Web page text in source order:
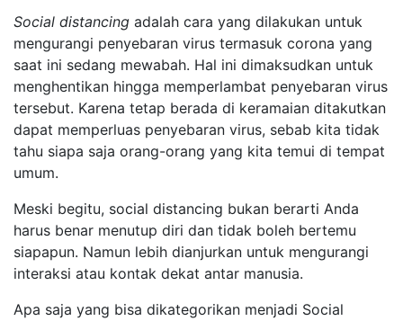
Social distancing adalah cara yang dilakukan untuk
mengurangi penyebaran virus termasuk corona yang
saat ini sedang mewabah. Hal ini dimaksudkan untuk
menghentikan hingga memperlambat penyebaran virus
tersebut. Karena tetap berada di keramaian ditakutkan
dapat memperluas penyebaran virus, sebab kita tidak
tahu siapa saja orang-orang yang kita temui di tempat
umum.
Meski begitu, social distancing bukan berarti Anda
harus benar menutup diri dan tidak boleh bertemu
siapapun. Namun lebih dianjurkan untuk mengurangi
interaksi atau kontak dekat antar manusia.
Apa saja yang bisa dikategorikan menjadi Social